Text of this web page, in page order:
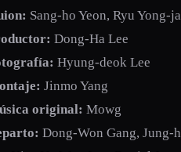
Sang-ho Yeon, Ryu Yong-
Dong-Ha Lee
Hyung-deok Lee
Jinmo Yang
original: Mowg
Dong-Won Gang, Jung-